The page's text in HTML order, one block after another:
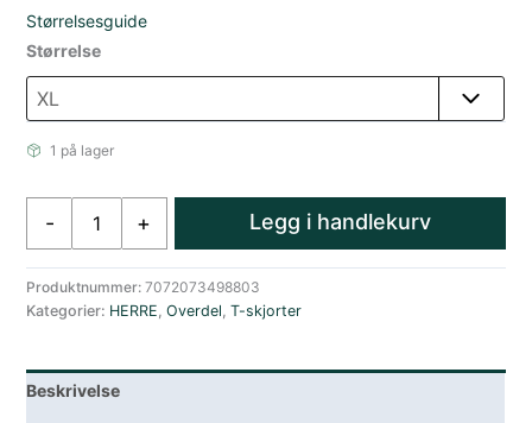
Størrelsesguide
Størrelse
1 på lager
-
Herre
Hvit
+ Legg i handlekurv
Produktnummer:7072073498803
Kategorier: HERRE,Overdel,T-skjorter
Beskrivelse